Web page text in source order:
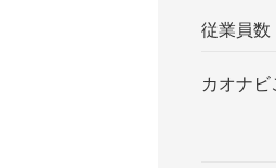
従業員数
カオナビ